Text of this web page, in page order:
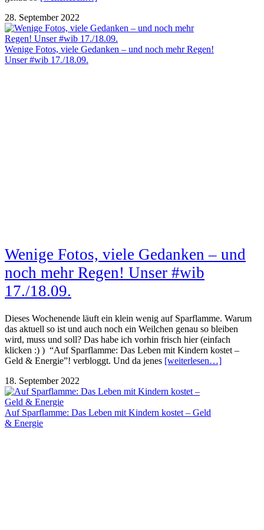
28. September 2022
Wenige Fotos, viele Gedanken – und noch mehr Regen!
Unser #wib 17./18.09.
Wenige Fotos, viele Gedanken – und
noch mehr Regen! Unser #wib
17./18.09.
Dieses Wochenende läuft ein klein wenig auf Sparflamme. Warum
das aktuell so ist und auch noch ein Weilchen genau so bleiben
wird, muss und soll? Das habe ich vorhin frisch hier (einfach
klicken :) ) “Auf Sparflamme: Das Leben mit Kindern kostet –
Geld & Energie”! verbloggt. Und da jenes [weiterlesen…]
18. September 2022
Auf Sparflamme: Das Leben mit Kindern kostet – Geld
& Energie